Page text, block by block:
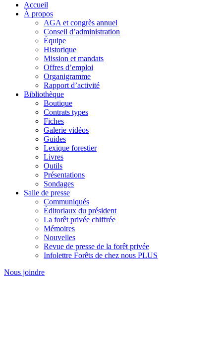
Accueil
À propos
AGA et congrès annuel
Conseil d’administration
Équipe
Historique
Mission et mandats
Offres d’emploi
Organigramme
Rapport d’activité
Bibliothèque
Boutique
Contrats types
Fiches
Galerie vidéos
Guides
Lexique forestier
Livres
Outils
Présentations
Sondages
Salle de presse
Communiqués
Éditoriaux du président
La forêt privée chiffrée
Mémoires
Nouvelles
Revue de presse de la forêt privée
Infolettre Forêts de chez nous PLUS
Nous joindre